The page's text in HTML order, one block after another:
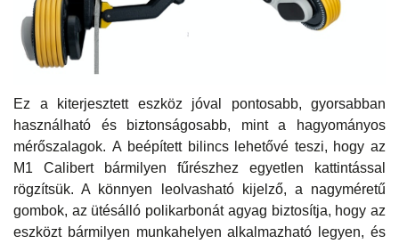
Ez a kiterjesztett eszköz jóval pontosabb, gyorsabban
használható és biztonságosabb, mint a hagyományos
mérőszalagok. A beépített bilincs lehetővé teszi, hogy az
M1 Calibert bármilyen fűrészhez egyetlen kattintással
rögzítsük. A könnyen leolvasható kijelző, a nagyméretű
gombok, az ütésálló polikarbonát agyag biztosítja, hogy az
eszközt bármilyen munkahelyen alkalmazható legyen, és